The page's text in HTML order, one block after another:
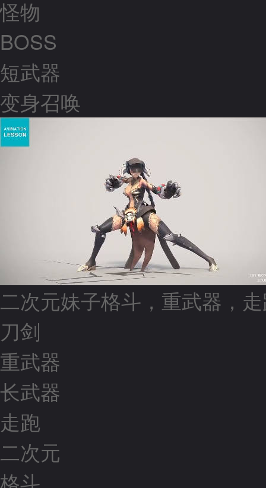
怪物
BOSS
短武器
变身召唤
二次元妹子格斗，重武器，
刀剑
重武器
长武器
走跑
二次元
格斗